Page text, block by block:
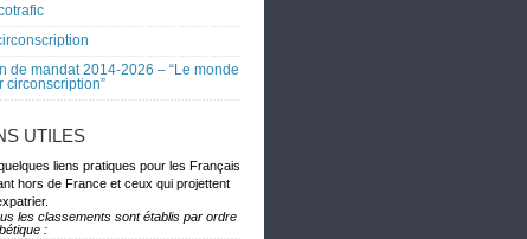
de mandat 2014-2026 – “Le monde
circonscription”
UTILES
liens pratiques pour les Français
hors de France et ceux qui projettent
les classements sont établis par ordre
: